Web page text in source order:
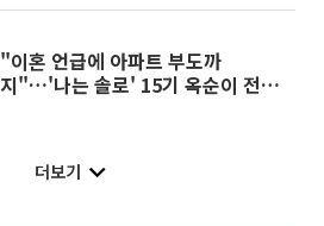
"이혼 언급에 아파트 부도까
지"…'나는 솔로' 15기 옥순이 전한
더보기